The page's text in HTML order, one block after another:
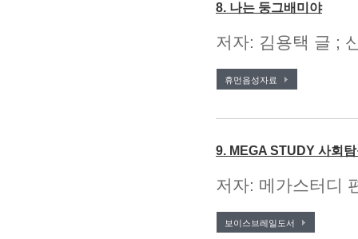
8. 나는 둥그배미야
저자: 김용택 글 ;
휴먼음성자료
9. MEGA STUDY 사회
저자: 메가스터디
보이스브레일도서